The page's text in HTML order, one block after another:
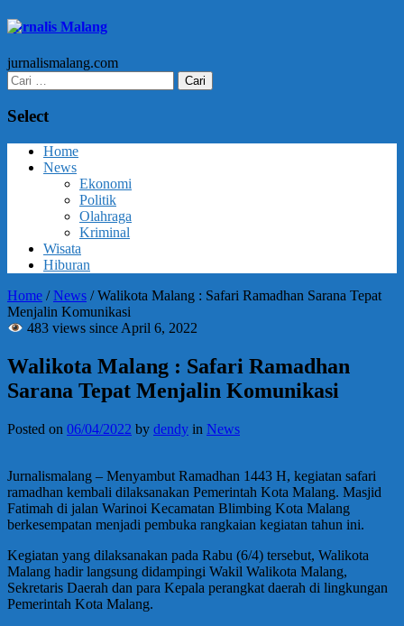
Jurnalis Malang
jurnalismalang.com
Cari
untuk:
Select
Home
News
Ekonomi
Politik
Olahraga
Kriminal
Wisata
Hiburan
Home /News /Walikota Malang : Safari Ramadhan Sarana Tepat
Menjalin Komunikasi
483 views since April 6, 2022
Walikota Malang : Safari Ramadhan
Sarana Tepat Menjalin Komunikasi
Posted on 06/04/2022 by dendy in News
Jurnalismalang – Menyambut Ramadhan 1443 H, kegiatan safari
ramadhan kembali dilaksanakan Pemerintah Kota Malang. Masjid
Fatimah di jalan Warinoi Kecamatan Blimbing Kota Malang
berkesempatan menjadi pembuka rangkaian kegiatan tahun ini.
Kegiatan yang dilaksanakan pada Rabu (6/4) tersebut, Walikota
Malang hadir langsung didampingi Wakil Walikota Malang,
Sekretaris Daerah dan para Kepala perangkat daerah di lingkungan
Pemerintah Kota Malang.